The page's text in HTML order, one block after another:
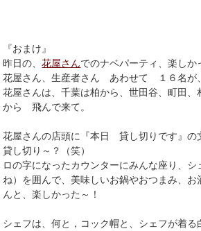
『おまけ』
昨日の、花屋さんでのナベパーティ、楽しか
花屋さん、生産者さん あわせて １６名が
花屋さんは、千葉は柏から、世田谷、町田、
から 飛んで来て。
花屋さんの店頭に『本日 貸し切りです』の
貸し切り～？（笑）
ロの字になったカウンターにみんな座り、シ
ね）を囲んで、美味しいお鍋やおつまみ、お
んと、楽しかった～！
シェフは、何と，コック帽と、シェフが着る